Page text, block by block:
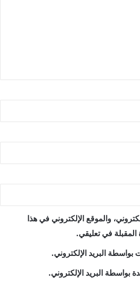
والموقع الإلكتروني في هذا
المقبلة في تعليقي.
بواسطة البريد الإلكتروني.
بواسطة البريد الإلكتروني.